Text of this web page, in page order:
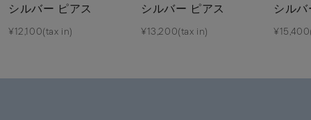
シルバー ピアス
¥12,100(tax in)
シルバー ピアス
¥13,200(tax in)
シル